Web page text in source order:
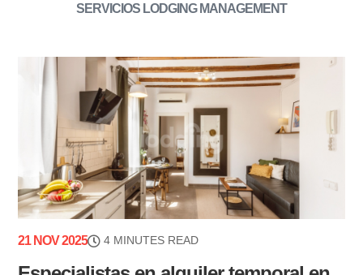
SERVICIOS LODGING MANAGEMENT
21 NOV 2025 4 MINUTES READ